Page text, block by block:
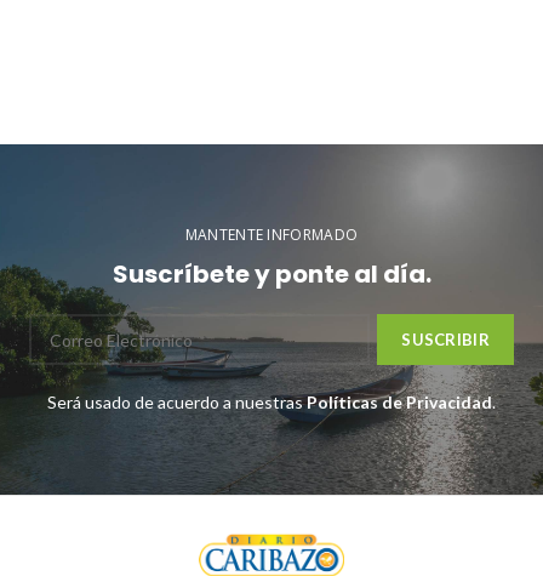
MANTENTE INFORMADO
Suscríbete y ponte al día.
Será usado de acuerdo a nuestrasPolíticas de Privacidad.